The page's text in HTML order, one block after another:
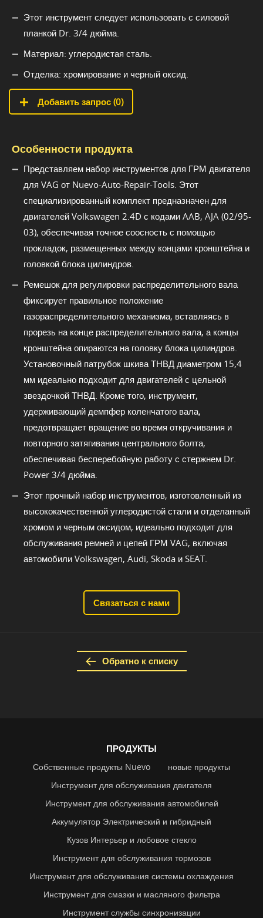
Этот инструмент следует использовать с силовой
планкой Dr. 3/4 дюйма.
Материал: углеродистая сталь.
Отделка: хромирование и черный оксид.
Добавить запрос (0)
Особенности продукта
Представляем набор инструментов для ГРМ двигателя
для VAG от Nuevo-Auto-Repair-Tools. Этот
специализированный комплект предназначен для
двигателей Volkswagen 2.4D с кодами AAB, AJA (02/95-
03), обеспечивая точное соосность с помощью
прокладок, размещенных между концами кронштейна и
головкой блока цилиндров.
Ремешок для регулировки распределительного вала
фиксирует правильное положение
газораспределительного механизма, вставляясь в
прорезь на конце распределительного вала, а концы
кронштейна опираются на головку блока цилиндров.
Установочный патрубок шкива ТНВД диаметром 15,4
мм идеально подходит для двигателей с цельной
звездочкой ТНВД. Кроме того, инструмент,
удерживающий демпфер коленчатого вала,
предотвращает вращение во время откручивания и
повторного затягивания центрального болта,
обеспечивая бесперебойную работу с стержнем Dr.
Power 3/4 дюйма.
Этот прочный набор инструментов, изготовленный из
высококачественной углеродистой стали и отделанный
хромом и черным оксидом, идеально подходит для
обслуживания ремней и цепей ГРМ VAG, включая
автомобили Volkswagen, Audi, Skoda и SEAT.
Связаться с нами
Обратно к списку
ПРОДУКТЫ
Собственные продукты Nuevo
новые продукты
Инструмент для обслуживания двигателя
Инструмент для обслуживания автомобилей
Аккумулятор Электрический и гибридный
Кузов Интерьер и лобовое стекло
Инструмент для обслуживания тормозов
Инструмент для обслуживания системы охлаждения
Инструмент для смазки и масляного фильтра
Инструмент службы синхронизации